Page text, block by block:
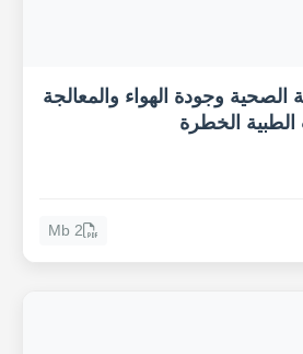
الصحية وجودة الهواء والمعالجة
الطبية الخطرة
2 Mb